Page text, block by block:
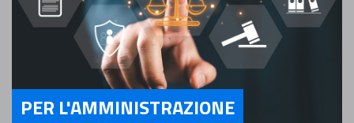
PER L'AMMINISTRAZIONE